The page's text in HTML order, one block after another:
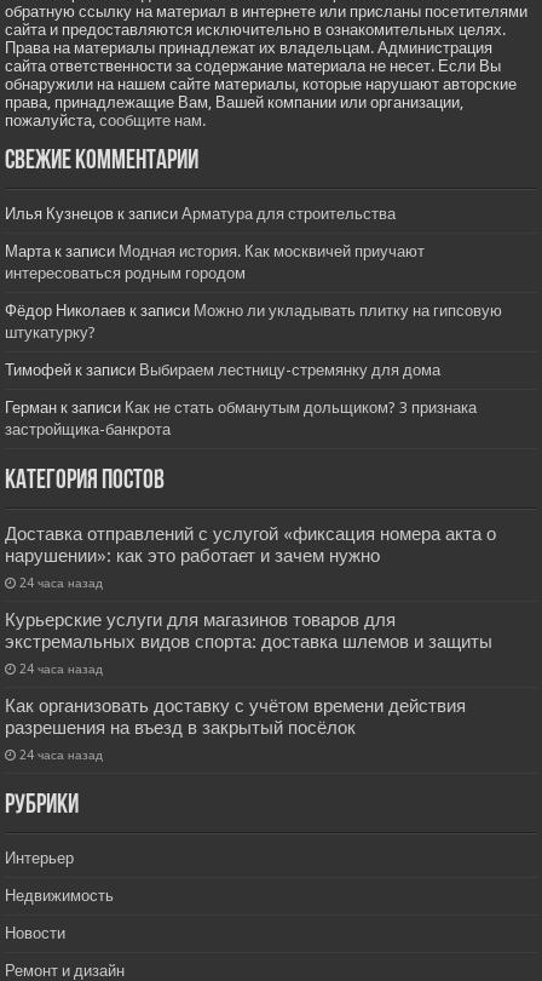
обратную ссылку на материал в интернете или присланы посетителями
сайта и предоставляются исключительно в ознакомительных целях.
Права на материалы принадлежат их владельцам. Администрация
сайта ответственности за содержание материала не несет. Если Вы
обнаружили на нашем сайте материалы, которые нарушают авторские
права, принадлежащие Вам, Вашей компании или организации,
пожалуйста,сообщите нам.
Свежие комментарии
Илья Кузнецов к записиАрматура для строительства
Мартак записи Модная история. Как москвичей приучают
интересоваться родным городом
Фёдор Николаев к записи Можно ли укладывать плитку на гипсовую
штукатурку?
Тимофей к записи Выбираем лестницу-стремянку для дома
Герман к записи Как не стать обманутым дольщиком? 3 признака
застройщика-банкрота
Категория постов
Доставка отправлений с услугой «фиксация номера акта о
нарушении»: как это работает и зачем нужно
24 часа назад
Курьерские услуги для магазинов товаров для
экстремальных видов спорта: доставка шлемов и защиты
24 часа назад
Как организовать доставку с учётом времени действия
разрешения на въезд в закрытый посёлок
24 часа назад
РУбрики
Интерьер
Недвижимость
Новости
Ремонт и дизайн